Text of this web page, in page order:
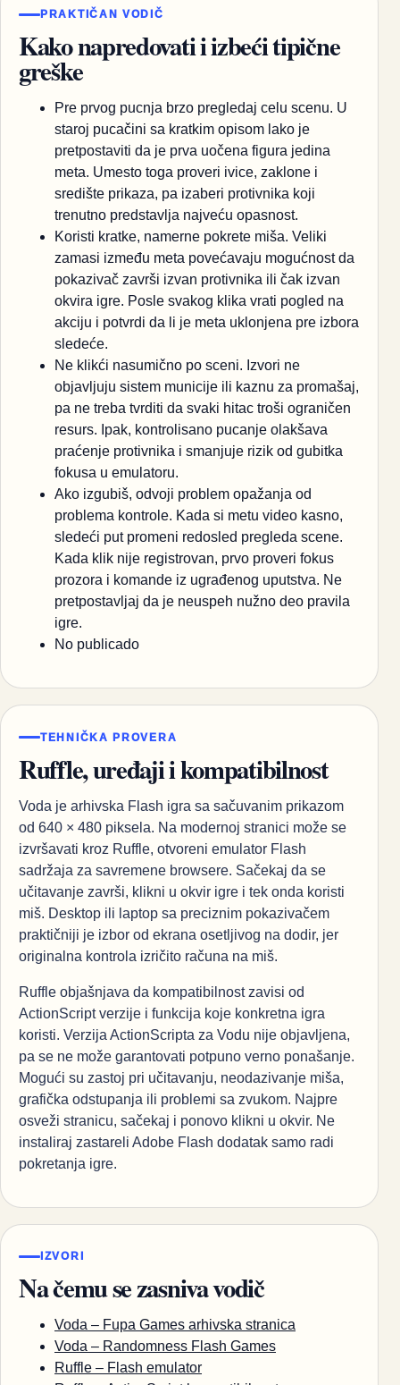
PRAKTIČAN VODIČ
Kako napredovati i izbeći tipične
greške
Pre prvog pucnja brzo pregledaj celu scenu. U
staroj pucačini sa kratkim opisom lako je
pretpostaviti da je prva uočena figura jedina
meta. Umesto toga proveri ivice, zaklone i
središte prikaza, pa izaberi protivnika koji
trenutno predstavlja najveću opasnost.
Koristi kratke, namerne pokrete miša. Veliki
zamasi između meta povećavaju mogućnost da
pokazivač završi izvan protivnika ili čak izvan
okvira igre. Posle svakog klika vrati pogled na
akciju i potvrdi da li je meta uklonjena pre izbora
sledeće.
Ne klikći nasumično po sceni. Izvori ne
objavljuju sistem municije ili kaznu za promašaj,
pa ne treba tvrditi da svaki hitac troši ograničen
resurs. Ipak, kontrolisano pucanje olakšava
praćenje protivnika i smanjuje rizik od gubitka
fokusa u emulatoru.
Ako izgubiš, odvoji problem opažanja od
problema kontrole. Kada si metu video kasno,
sledeći put promeni redosled pregleda scene.
Kada klik nije registrovan, prvo proveri fokus
prozora i komande iz ugrađenog uputstva. Ne
pretpostavljaj da je neuspeh nužno deo pravila
igre.
No publicado
TEHNIČKA PROVERA
Ruffle, uređaji i kompatibilnost
Voda je arhivska Flash igra sa sačuvanim prikazom
od 640 × 480 piksela. Na modernoj stranici može se
izvršavati kroz Ruffle, otvoreni emulator Flash
sadržaja za savremene browsere. Sačekaj da se
učitavanje završi, klikni u okvir igre i tek onda koristi
miš. Desktop ili laptop sa preciznim pokazivačem
praktičniji je izbor od ekrana osetljivog na dodir, jer
originalna kontrola izričito računa na miš.
Ruffle objašnjava da kompatibilnost zavisi od
ActionScript verzije i funkcija koje konkretna igra
koristi. Verzija ActionScripta za Vodu nije objavljena,
pa se ne može garantovati potpuno verno ponašanje.
Mogući su zastoj pri učitavanju, neodazivanje miša,
grafička odstupanja ili problemi sa zvukom. Najpre
osveži stranicu, sačekaj i ponovo klikni u okvir. Ne
instaliraj zastareli Adobe Flash dodatak samo radi
pokretanja igre.
IZVORI
Na čemu se zasniva vodič
Voda – Fupa Games arhivska stranica
Voda – Randomness Flash Games
Ruffle – Flash emulator